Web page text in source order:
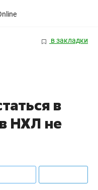
в закладки
в
НХЛ не